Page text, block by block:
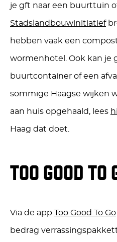
je gft naar een buurttuin
Stadslandbouwinitiatief
hebben vaak een
wormenhotel. Ook kan je
buurtcontainer of een a
sommige Haagse wijken
aan huis opgehaald, lees
Haag dat doet.
TOO GOOD TO
Via de app Too Good To Go
bedrag